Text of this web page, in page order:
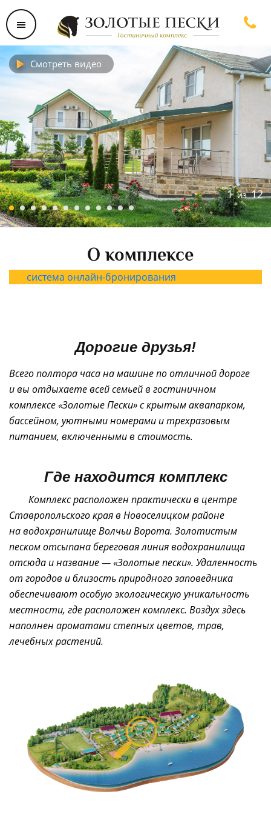
1из12
О комплексе
Смотреть видео
система онлайн-бронирования
Дорогие друзья!
Всего полтора часа на машине по отличной дороге
и вы отдыхаете всей семьей в гостиничном
комплексе «Золотые Пески» с крытым аквапарком,
бассейном, уютными номерами и трехразовым
питанием, включенными в стоимость.
Где находится комплекс
Комплекс расположен практически в центре
Ставропольского края в Новоселицком районе
на водохранилище Волчьи Ворота. Золотистым
песком отсыпана береговая линия водохранилища
отсюда и название — «Золотые пески». Удаленность
от городов и близость природного заповедника
обеспечивают особую экологическую уникальность
местности, где расположен комплекс. Воздух здесь
наполнен ароматами степных цветов, трав,
лечебных растений.